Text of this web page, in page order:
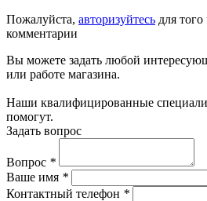
Пожалуйста, авторизуйтесь для
комментарии
Вы можете задать любой
или работе магазина.
Наши квалифицированные
помогут.
Задать вопрос
Вопрос *
Ваше имя *
Контактный телефон *